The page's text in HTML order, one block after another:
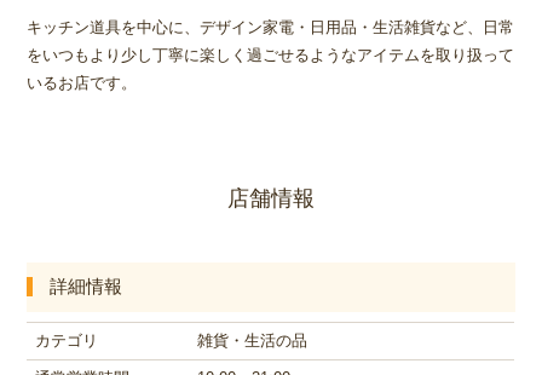
キッチン道具を中心に、デザイン家電・日用品・生活雑貨など、日常
をいつもより少し丁寧に楽しく過ごせるようなアイテムを取り扱って
いるお店です。
店舗情報
詳細情報
カテゴリ 雑貨・生活の品